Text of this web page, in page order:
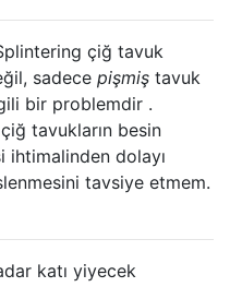
çiğ tavuk
sadece pişmiş tavuk
bir problemdir .
tavukların besin
ihtimalinden dolayı
tavsiye etmem.
katı yiyecek